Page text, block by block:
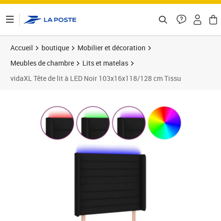
Accueil boutique
Mobilier et décoration
Meubles de chambre
Lits et matelas
vidaXL Tête de lit à LED Noir 103x16x118/128 cm Tissu